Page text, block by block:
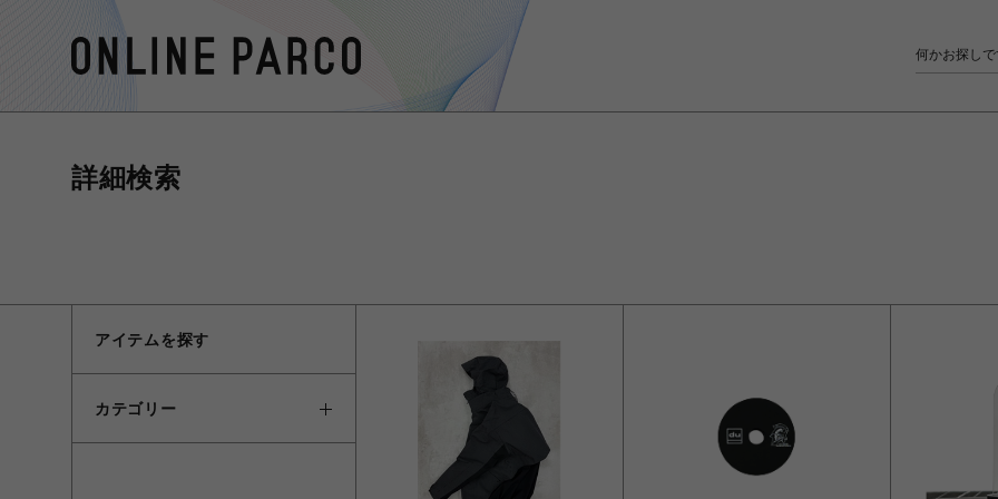
詳細検索
アイテムを探す
カテゴリー